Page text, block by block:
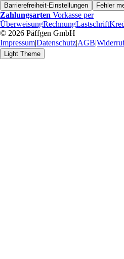
Barrierefreiheit-Einstellungen Fehler
Zahlungsarten Vorkasse per
ÜberweisungRechnungLastschrift
© 2026 Päffgen GmbH
Impressum|Datenschutz|AGB|
Light Theme